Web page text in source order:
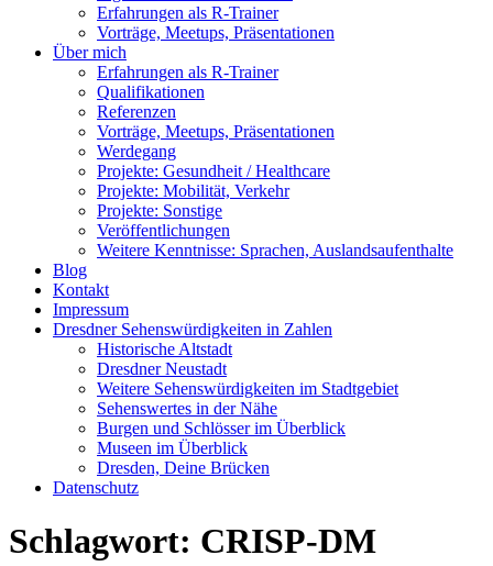
Erfahrungen als R-Trainer
Vorträge, Meetups, Präsentationen
Über mich
Erfahrungen als R-Trainer
Qualifikationen
Referenzen
Vorträge, Meetups, Präsentationen
Werdegang
Projekte: Gesundheit / Healthcare
Projekte: Mobilität, Verkehr
Projekte: Sonstige
Veröffentlichungen
Weitere Kenntnisse: Sprachen, Auslandsaufenthalte
Blog
Kontakt
Impressum
Dresdner Sehenswürdigkeiten in Zahlen
Historische Altstadt
Dresdner Neustadt
Weitere Sehenswürdigkeiten im Stadtgebiet
Sehenswertes in der Nähe
Burgen und Schlösser im Überblick
Museen im Überblick
Dresden, Deine Brücken
Datenschutz
Schlagwort: CRISP-DM